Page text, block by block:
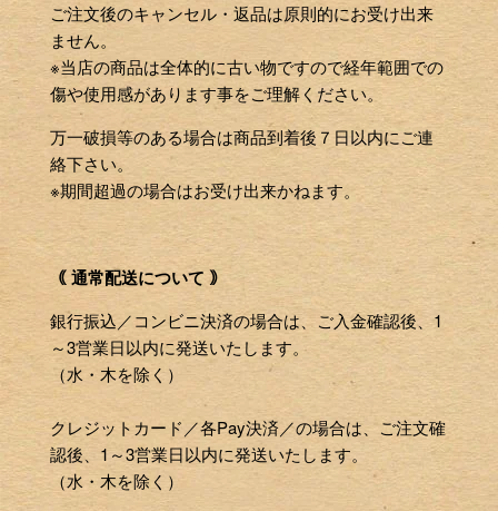
ご注文後のキャンセル・返品は原則的にお受け出来
ません。
※当店の商品は全体的に古い物ですので経年範囲での
傷や使用感があります事をご理解ください。
万一破損等のある場合は商品到着後７日以内にご連
絡下さい。
※期間超過の場合はお受け出来かねます。
｟ 通常配送について ｠
銀行振込／コンビニ決済の場合は、ご入金確認後、1
～3営業日以内に発送いたします。
（水・木を除く）
クレジットカード／各Pay決済／の場合は、ご注文確
認後、1～3営業日以内に発送いたします。
（水・木を除く）